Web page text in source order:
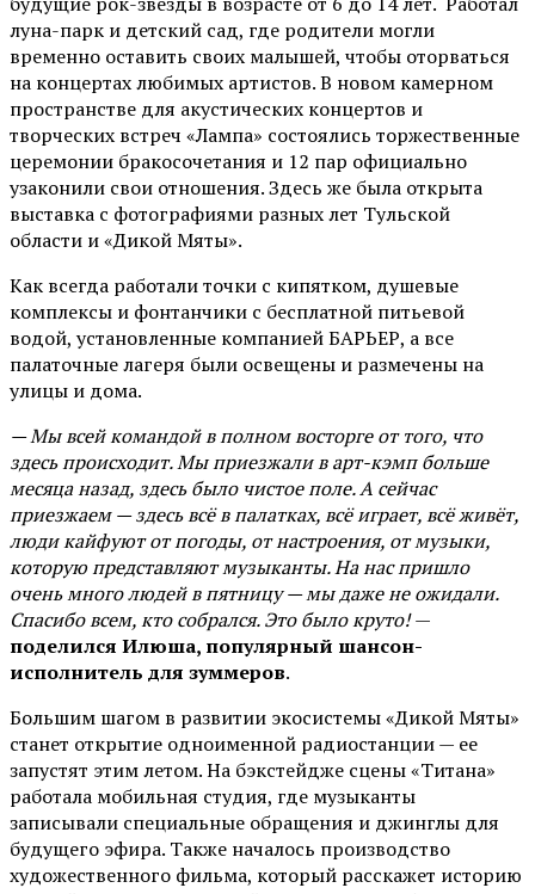
луна-парк и детский сад, где родители могли
временно оставить своих малышей, чтобы оторваться
на концертах любимых артистов. В новом камерном
пространстве для акустических концертов и
творческих встреч «Лампа» состоялись торжественные
церемонии бракосочетания и 12 пар официально
узаконили свои отношения. Здесь же была открыта
выставка с фотографиями разных лет Тульской
области и «Дикой Мяты».
Как всегда работали точки с кипятком, душевые
комплексы и фонтанчики с бесплатной питьевой
водой, установленные компанией БАРЬЕР, а все
палаточные лагеря были освещены и размечены на
улицы и дома.
— Мы всей командой в полном восторге от того, что
здесь происходит. Мы приезжали в арт-кэмп больше
месяца назад, здесь было чистое поле. А сейчас
приезжаем — здесь всё в палатках, всё играет, всё живёт,
люди кайфуют от погоды, от настроения, от музыки,
которую представляют музыканты. На нас пришло
очень много людей в пятницу — мы даже не ожидали.
Спасибо всем, кто собрался. Это было круто!—
поделился Илюша, популярный шансон-
исполнитель для зуммеров.
Большим шагом в развитии экосистемы «Дикой Мяты»
станет открытие одноименной радиостанции — ее
запустят этим летом. На бэкстейдже сцены «Титана»
работала мобильная студия, где музыканты
записывали специальные обращения и джинглы для
будущего эфира. Также началось производство
художественного фильма, который расскажет историю